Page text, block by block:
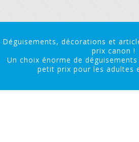
Déguisements, décorations et
prix canon !
Un choix énorme de
petit prix pour les adultes